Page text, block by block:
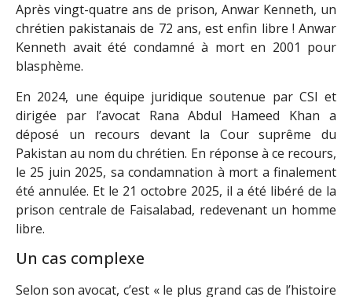
Après vingt-quatre ans de prison, Anwar Kenneth, un
chrétien pakistanais de 72 ans, est enfin libre ! Anwar
Kenneth avait été condamné à mort en 2001 pour
blasphème.
En 2024, une équipe juridique soutenue par CSI et
dirigée par l’avocat Rana Abdul Hameed Khan a
déposé un recours devant la Cour suprême du
Pakistan au nom du chrétien. En réponse à ce recours,
le 25 juin 2025, sa condamnation à mort a finalement
été annulée. Et le 21 octobre 2025, il a été libéré de la
prison centrale de Faisalabad, redevenant un homme
libre.
Un cas complexe
Selon son avocat, c’est « le plus grand cas de l’histoire